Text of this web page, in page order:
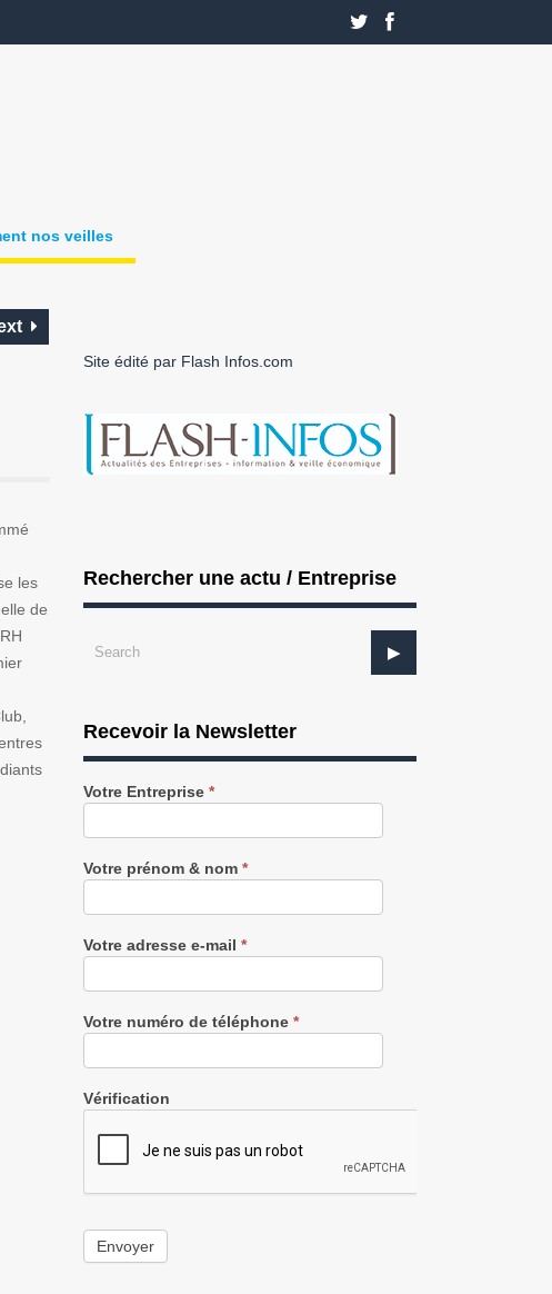
nos veilles
les
de
Site édité par Flash Infos.com
Rechercher une actu / Entreprise
Recevoir la Newsletter
Recevez
notre
gratuitement
Votre Entreprise *
Votre prénom & nom *
Votre adresse e-mail *
Votre numéro de téléphone *
Vérification
Envoyer